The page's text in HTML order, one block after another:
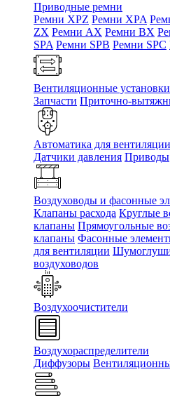
Приводные ремни
Ремни XPZ Ремни XPA
ZX Ремни AX Ремни BX
SPA Ремни SPB Ремни SPC
Вентиляционные установки
Запчасти Приточно-
Автоматика для вентиляции
Датчики давления Приводы
Воздуховоды и фасонные
Клапаны расхода Круглые
клапаны Прямоугольные
клапаны Фасонные
для вентиляции
воздуховодов
Воздухоочистители
Воздухораспределители
Диффузоры